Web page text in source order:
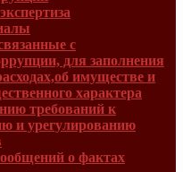
с
для заполнения
имуществе и
характера
требований к
и урегулированию
о фактах